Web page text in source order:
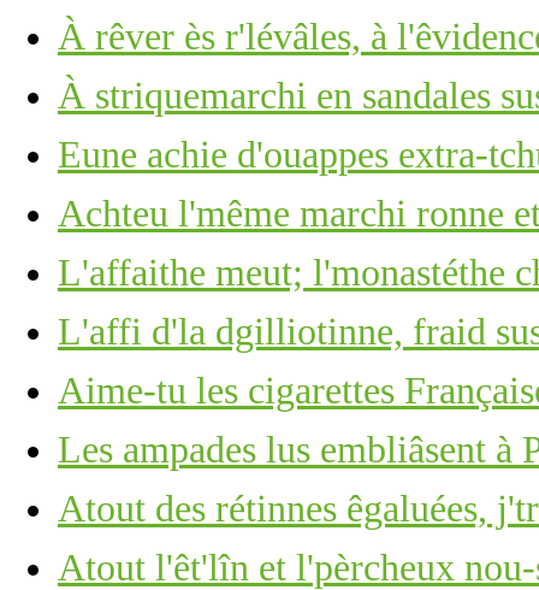
À rêver ès r'lévâles, à
À striquemarchi en sandales
Eune achie d'ouappes extra-
Achteu l'même marchi ronne
L'affaithe meut; l'monastéthe
L'affi d'la dgilliotinne, fraid
Aime-tu les cigarettes
Les ampades lus embliâsent à
Atout des rétinnes êgaluées,
Atout l'êt'lîn et l'pèrcheux